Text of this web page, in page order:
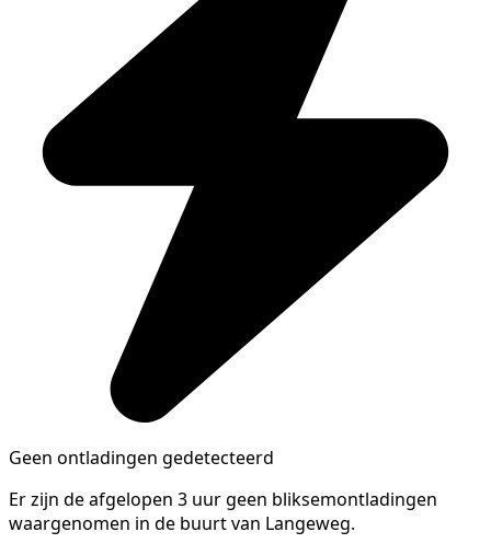
Geen ontladingen gedetecteerd
Er zijn de afgelopen 3 uur geen bliksemontladingen
waargenomen in de buurt van Langeweg.